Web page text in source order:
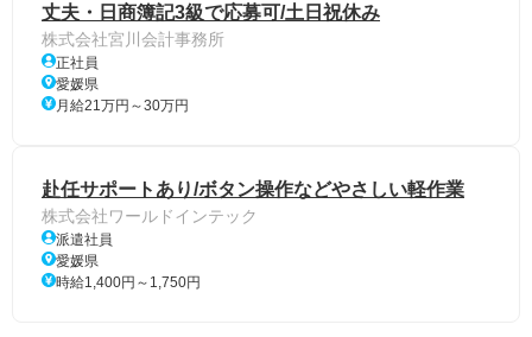
丈夫・日商簿記3級で応募可/土日祝休み
株式会社宮川会計事務所
正社員
愛媛県
月給21万円～30万円
赴任サポートあり/ボタン操作などやさしい軽作業
株式会社ワールドインテック
派遣社員
愛媛県
時給1,400円～1,750円